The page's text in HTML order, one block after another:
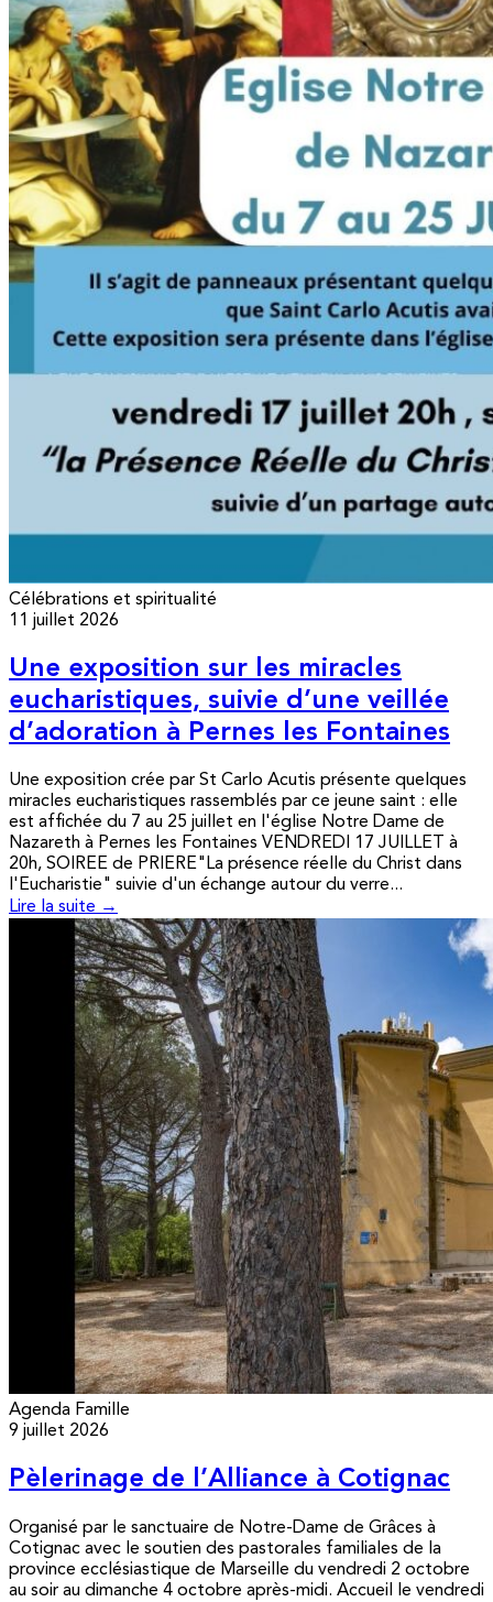
Célébrations et spiritualité
11 juillet 2026
Une exposition sur les miracles
eucharistiques, suivie d’une veillée
d’adoration à Pernes les Fontaines
Une exposition crée par St Carlo Acutis présente quelques
miracles eucharistiques rassemblés par ce jeune saint : elle
est affichée du 7 au 25 juillet en l'église Notre Dame de
Nazareth à Pernes les Fontaines VENDREDI 17 JUILLET à
20h, SOIREE de PRIERE"La présence réelle du Christ dans
l'Eucharistie" suivie d'un échange autour du verre...
Lire la suite →
Agenda Famille
9 juillet 2026
Pèlerinage de l’Alliance à Cotignac
Organisé par le sanctuaire de Notre-Dame de Grâces à
Cotignac avec le soutien des pastorales familiales de la
province ecclésiastique de Marseille du vendredi 2 octobre
au soir au dimanche 4 octobre après-midi. Accueil le vendredi